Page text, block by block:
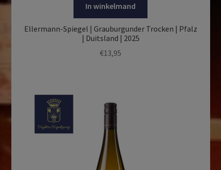
In winkelmand
Ellermann-Spiegel | Grauburgunder Trocken | Pfalz
| Duitsland | 2025
€13,95